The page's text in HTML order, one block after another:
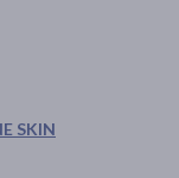
SKIN